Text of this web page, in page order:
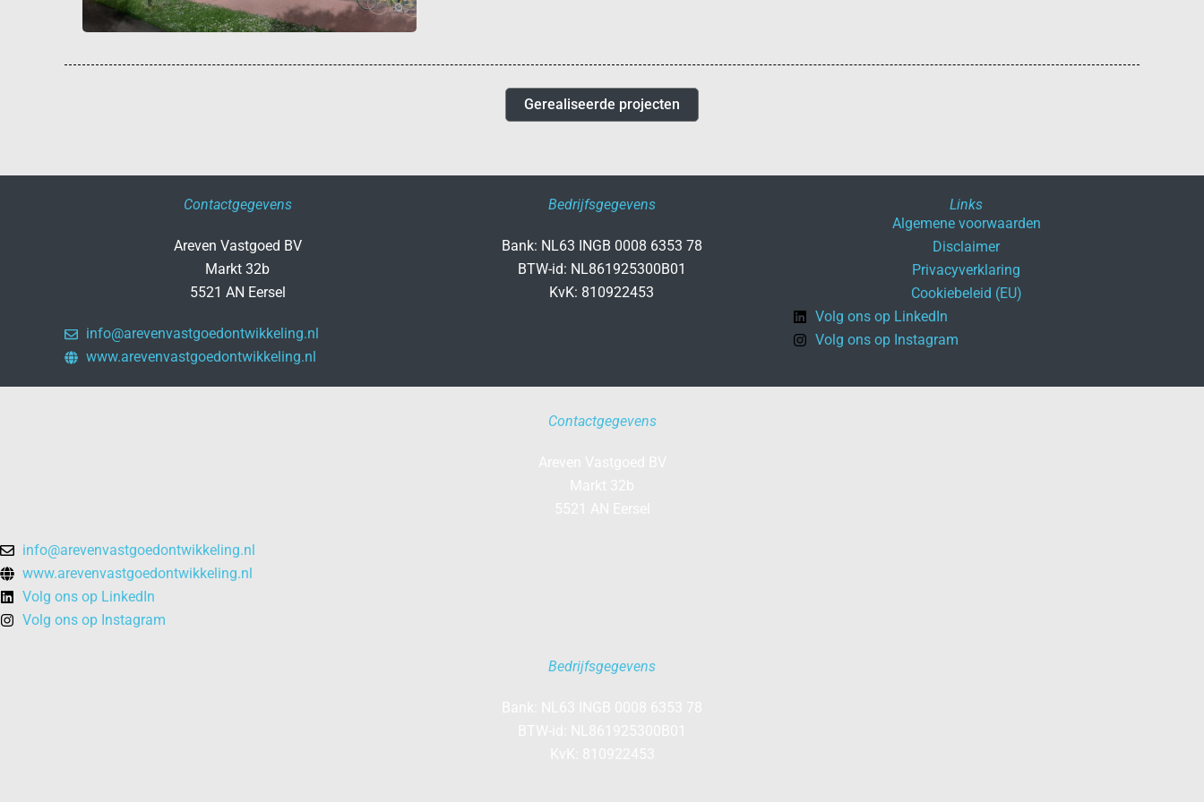
Gerealiseerde projecten
Contactgegevens
Areven Vastgoed BV
Markt 32b
5521 AN Eersel
info@arevenvastgoedontwikkeling.nl
www.arevenvastgoedontwikkeling.nl
Bedrijfsgegevens
Bank: NL63 INGB 0008 6353 78
BTW-id: NL861925300B01
KvK: 810922453
Links
Algemene voorwaarden
Disclaimer
Privacyverklaring
Cookiebeleid (EU)
Volg ons op LinkedIn
Volg ons op Instagram
Contactgegevens
info@arevenvastgoedontwikkeling.nl
www.arevenvastgoedontwikkeling.nl
Volg ons op LinkedIn
Volg ons op Instagram
Bedrijfsgegevens